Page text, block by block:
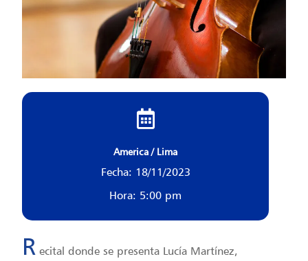
America / Lima
Fecha: 18/11/2023
Hora: 5:00 pm
R ecital donde se presenta Lucía Martínez,